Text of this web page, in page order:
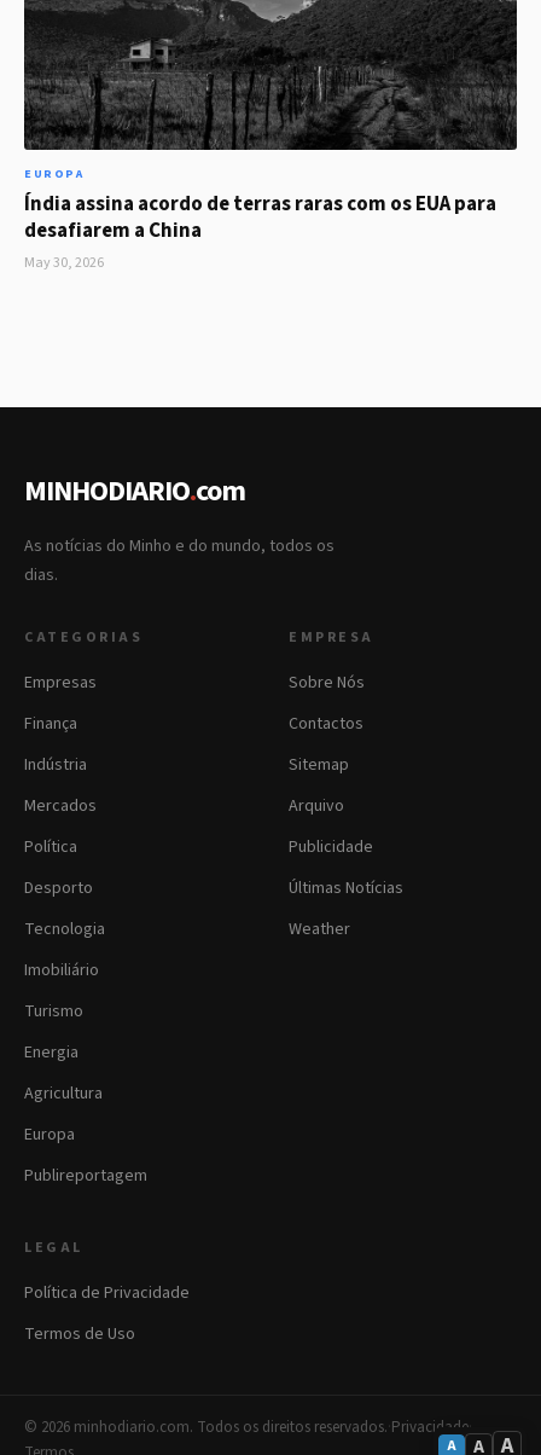
A A A
EUROPA
Índia assina acordo de terras raras com os EUA para
desafiarem a China
May 30, 2026
MINHODIARIO.com
As notícias do Minho e do mundo, todos os
dias.
CATEGORIAS
Empresas
Finança
Indústria
Mercados
Política
Desporto
Tecnologia
Imobiliário
Turismo
Energia
Agricultura
Europa
Publireportagem
EMPRESA
Sobre Nós
Contactos
Sitemap
Arquivo
Publicidade
Últimas Notícias
Weather
LEGAL
Política de Privacidade
Termos de Uso
© 2026 minhodiario.com. Todos os direitos reservados.·Privacidade